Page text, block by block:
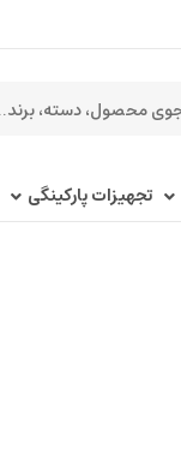
تجهیزات پارکینگی